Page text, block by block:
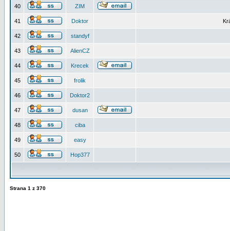
40 ZIM
41 Doktor
42 standyf
43 AlienCZ
44 Krecek
45 frolik
46 Doktor2
47 dusan
48 ciba
49 easy
50 Hop377
Strana 1 z 370